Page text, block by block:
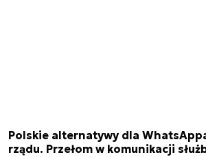
Polskie alternatywy dla
rządu. Przełom w komunikacji